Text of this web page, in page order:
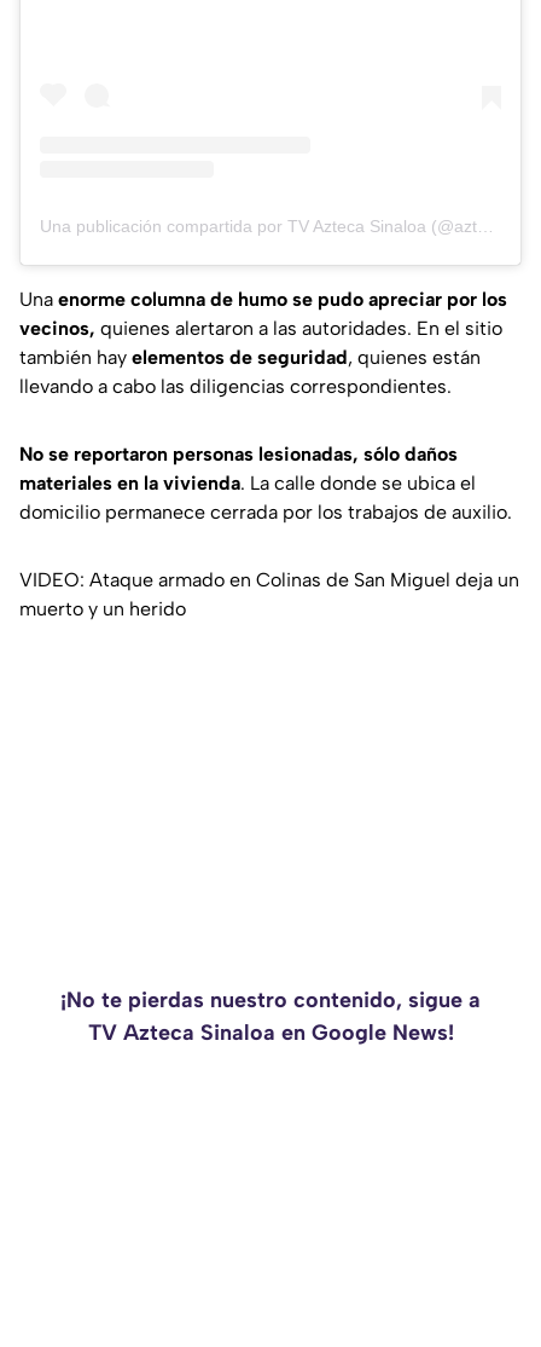
Una publicación compartida por TV Azteca Sinaloa (@aztecasinaloa)
Una enorme columna de humo se pudo apreciar por los
vecinos, quienes alertaron a las autoridades. En el sitio
también hay elementos de seguridad, quienes están
llevando a cabo las diligencias correspondientes.
No se reportaron personas lesionadas, sólo daños
materiales en la vivienda. La calle donde se ubica el
domicilio permanece cerrada por los trabajos de auxilio.
VIDEO: Ataque armado en Colinas de San Miguel deja un
muerto y un herido
¡No te pierdas nuestro contenido, sigue a
TV Azteca Sinaloa en Google News!